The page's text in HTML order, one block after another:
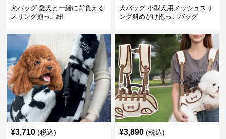
犬バッグ 愛犬と一緒に背負える
スリング抱っこ紐
犬バッグ 小型犬用メッシュスリ
ング斜めがけ抱っこバッグ
¥3,710 (税込) ¥3,890 (税込)